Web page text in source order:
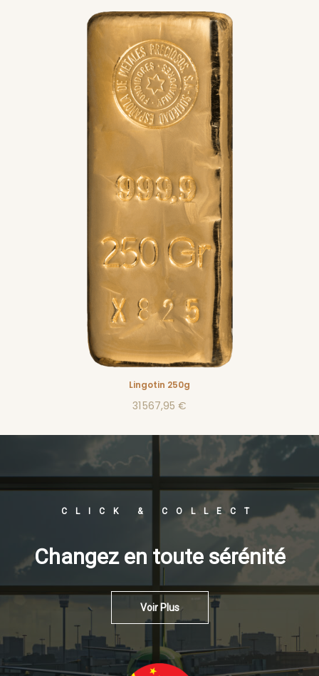
Lingotin 250g
31 567,95 €
CLICK & COLLECT
Changez en toute sérénité
Voir Plus